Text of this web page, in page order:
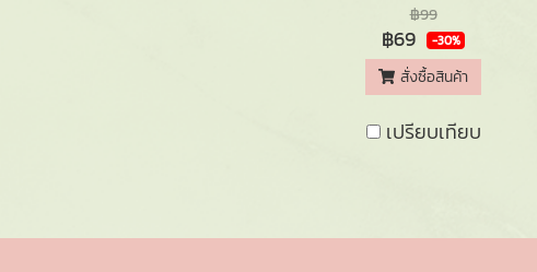
฿99
฿69 -30%
สั่งซื้อสินค้า
เปรียบเทียบ